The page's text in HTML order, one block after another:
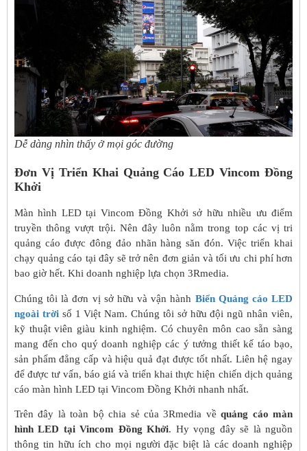
Dễ dàng nhìn thấy ở mọi góc đường
Đơn Vị Triển Khai Quảng Cáo LED Vincom Đồng
Khởi
Màn hình LED tại Vincom Đồng Khởi sở hữu nhiều ưu điểm
truyền thông vượt trội. Nên đây luôn nằm trong top các vị tri
quảng cáo được đông đảo nhãn hàng săn đón. Việc triển khai
chạy quảng cáo tại đây sẽ trở nên đơn giản và tối ưu chi phí hơn
bao giờ hết. Khi doanh nghiệp lựa chọn 3Rmedia.
Chúng tôi là đơn vị sở hữu và vận hành Biển Quảng cáo LED
ngoài trờisố 1 Việt Nam. Chúng tôi sở hữu đội ngũ nhân viên,
kỹ thuật viên giàu kinh nghiệm. Có chuyên môn cao sẵn sàng
mang đến cho quý doanh nghiệp các ý tưởng thiết kế táo bạo,
sản phẩm đẳng cấp và hiệu quả đạt được tốt nhất. Liên hệ ngay
để được tư vấn, báo giá và triển khai thực hiện chiến dịch quảng
cáo màn hình LED tại Vincom Đồng Khởi nhanh nhất.
Trên đây là toàn bộ chia sẻ của 3Rmedia vềquảng cáo màn
hình LED tại Vincom Đồng Khởi. Hy vọng đây sẽ là nguồn
thông tin hữu ích cho mọi người đặc biệt là các doanh nghiệp